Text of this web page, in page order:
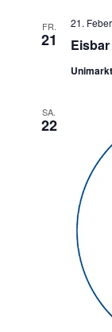
FR.
21
21.
Unimarkt
SA.
22